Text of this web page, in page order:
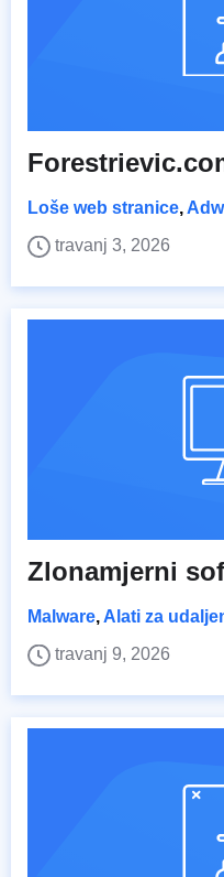
Loše web stranice,
travanj 3, 2026
Zlonamjerni
Malware, Alati za
travanj 9, 2026